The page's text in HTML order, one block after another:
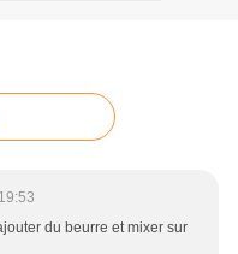
du beurre et mixer sur